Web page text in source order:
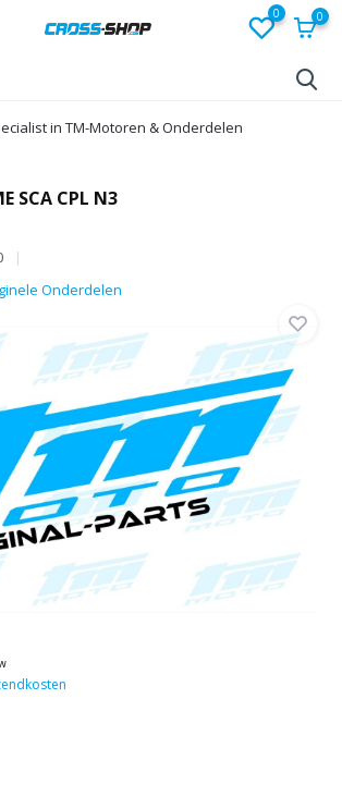
0 0
in TM-Motoren & Onderdelen
SCA CPL N3
Onderdelen